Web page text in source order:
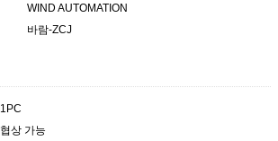
WIND AUTOMATION
바람-ZCJ
1PC
협상 가능